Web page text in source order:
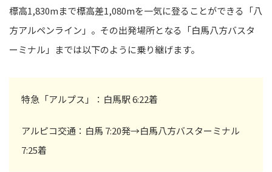
標高1,830mまで標高差1,080mを一気に登ることができる「八
方アルペンライン」。その出発場所となる「白馬八方バスタ
ーミナル」までは以下のように乗り継げます。
特急「アルプス」：白馬駅 6:22着
アルピコ交通：白馬 7:20発→白馬八方バスターミナル
7:25着